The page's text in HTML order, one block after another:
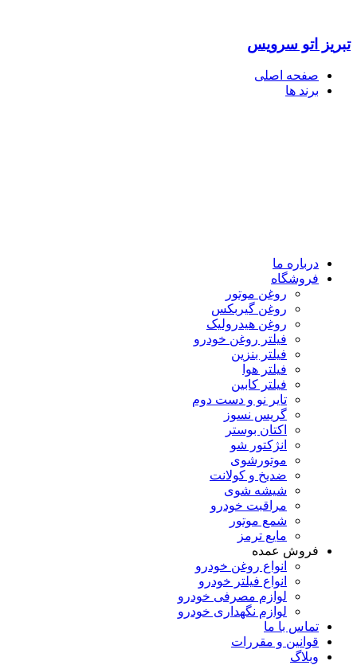
تبریز اتو سرویس
صفحه اصلی
برند ها
درباره ما
فروشگاه
روغن موتور
روغن گیربکس
روغن هیدرولیک
فیلتر روغن خودرو
فیلتر بنزین
فیلتر هوا
فیلتر کابین
تایر نو و دست دوم
گریس نسوز
اکتان بوستر
انژکتور شو
موتورشوی
ضدیخ و کولانت
شیشه شوی
مراقبت خودرو
شمع موتور
مایع ترمز
فروش عمده
انواع روغن خودرو
انواع فیلتر خودرو
لوازم مصرفی خودرو
لوازم نگهداری خودرو
تماس با ما
قوانین و مقررات
وبلاگ